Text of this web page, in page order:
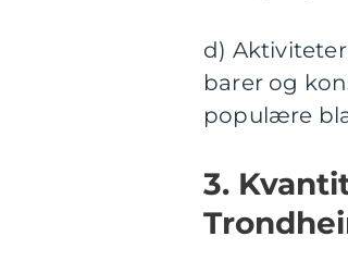
d)
barer og
populære
3.